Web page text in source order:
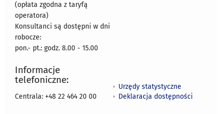
(opłata zgodna z taryfą
operatora)
Konsultanci są dostępni w dni
robocze:
pon.- pt.: godz. 8.00 - 15.00
Informacje
telefoniczne:
Centrala: +48 22 464 20 00
Urzędy statystyczne
Deklaracja dostępności